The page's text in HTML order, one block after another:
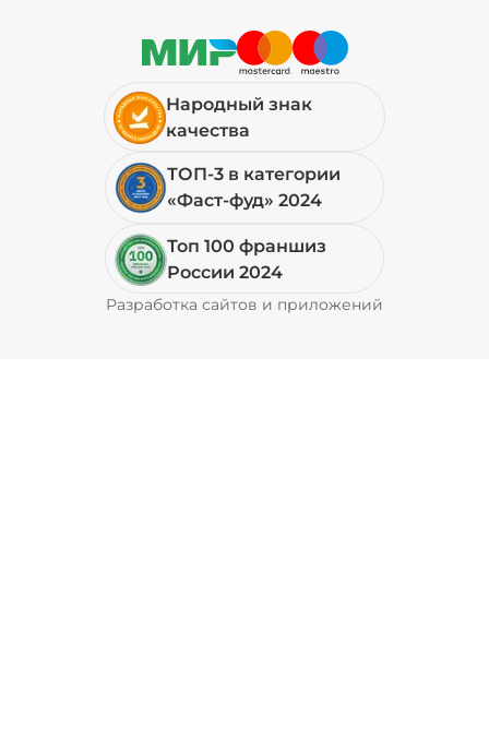
Народный знак
качества
ТОП-3 в категории
«Фаст-фуд» 2024
Топ 100 франшиз
России 2024
Разработка сайтов и приложений
Pyrobyte